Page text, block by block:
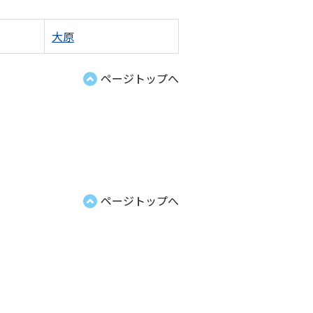
大原
ページトップへ
ページトップへ